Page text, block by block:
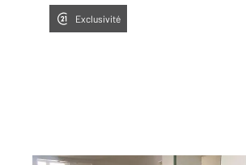
Exclusivité